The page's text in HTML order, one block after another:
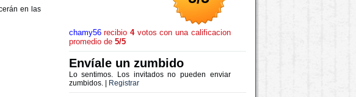
en las
chamy56recibio 4votos con una calificacion
promedio de 5/5
Envíale un zumbido
Lo sentimos. Los invitados no pueden enviar
zumbidos. |
Registrar